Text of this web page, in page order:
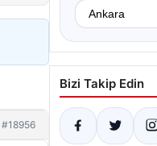
#18956
Bizi Takip Edin